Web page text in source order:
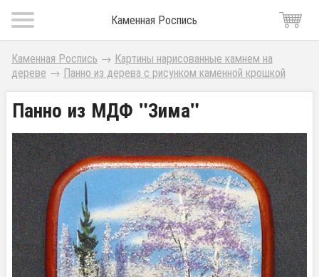
Каменная Роспись
Каменная Роспись → Картины нарисованные камнем на
дереве → Панно из дерева с рисунком каменной крошкой
Панно из МДФ "Зима"